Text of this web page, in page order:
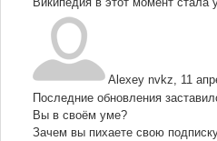
Alexey nvkz, 11
Последние обновления
Вы в своём уме?
Зачем вы пихаете свою